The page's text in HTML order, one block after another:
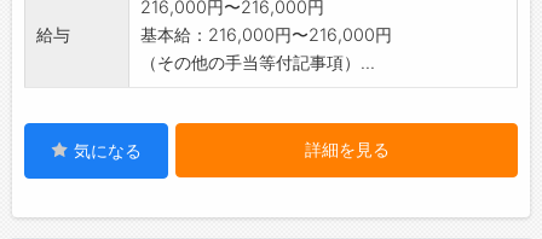
給与
216,000円〜216,000円
基本給：216,000円〜216,000円
（その他の手当等付記事項）...
気になる 詳細を見る